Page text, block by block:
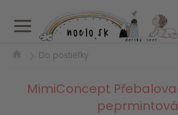
a
Do postieľky
MimiConcept
peprmintová